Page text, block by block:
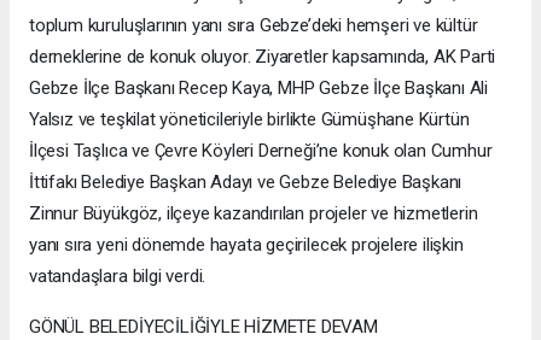
toplum kuruluşlarının yanı sıra Gebze’deki hemşeri ve kültür
derneklerine de konuk oluyor. Ziyaretler kapsamında, AK Parti
Gebze İlçe Başkanı Recep Kaya, MHP Gebze İlçe Başkanı Ali
Yalsız ve teşkilat yöneticileriyle birlikte Gümüşhane Kürtün
İlçesi Taşlıca ve Çevre Köyleri Derneği’ne konuk olan Cumhur
İttifakı Belediye Başkan Adayı ve Gebze Belediye Başkanı
Zinnur Büyükgöz, ilçeye kazandırılan projeler ve hizmetlerin
yanı sıra yeni dönemde hayata geçirilecek projelere ilişkin
vatandaşlara bilgi verdi.
GÖNÜL BELEDİYECİLİĞİYLE HİZMETE DEVAM